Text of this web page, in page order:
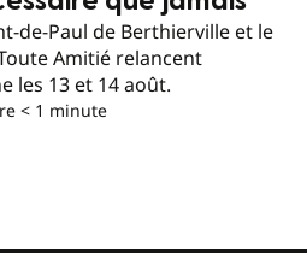
de-Paul de Berthierville et le
Amitié relancent
les 13 et 14 août.
< 1 minute